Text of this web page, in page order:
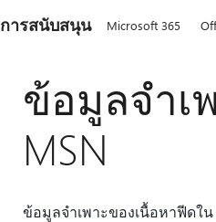
การสนับสนุน Microsoft 365
ข้อมูลจําเ
MSN
ข้อมูลจําเพาะของเนื้อหาฟีดใ